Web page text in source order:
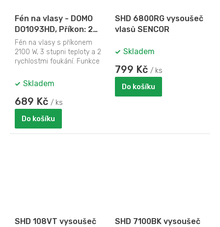
Fén na vlasy - DOMO
DO1093HD, Příkon: 2
100 W
Fén na vlasy s příkonem
2100 W, 3 stupni teploty a 2
rychlostmi foukání. Funkce
Odnímatelný otočný...
Skladem
689 Kč / ks
Do košíku
SHD 6800RG vysoušeč
vlasů SENCOR
Skladem
799 Kč / ks
Do košíku
SHD 108VT vysoušeč
SHD 7100BK vysoušeč